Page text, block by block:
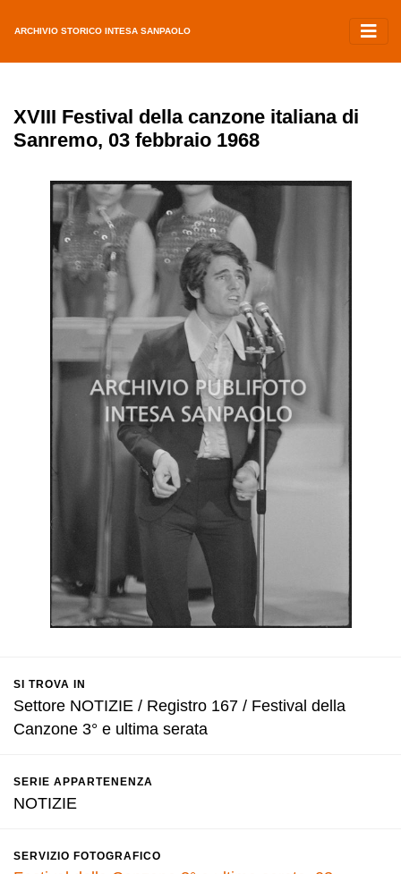
ARCHIVIO STORICO INTESA SANPAOLO
XVIII Festival della canzone italiana di
Sanremo, 03 febbraio 1968
SI TROVA IN
Settore NOTIZIE / Registro 167 / Festival della
Canzone 3° e ultima serata
SERIE APPARTENENZA
NOTIZIE
SERVIZIO FOTOGRAFICO